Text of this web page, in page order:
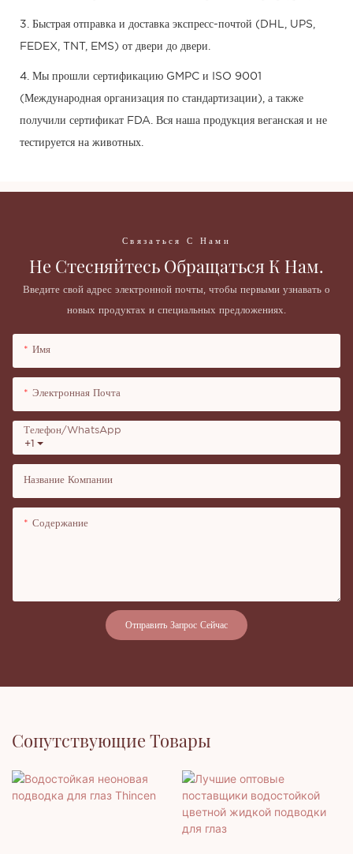
3. Быстрая отправка и доставка экспресс-почтой (DHL, UPS,
FEDEX, TNT, EMS) от двери до двери.
4. Мы прошли сертификацию GMPC и ISO 9001
(Международная организация по стандартизации), а также
получили сертификат FDA. Вся наша продукция веганская и не
тестируется на животных.
Связаться С Нами
Не Стесняйтесь Обращаться К Нам.
Введите свой адрес электронной почты, чтобы первыми узнавать о
новых продуктах и ​​специальных предложениях.
Имя
Электронная Почта
+1
Телефон/WhatsApp
Название Компании
Содержание
Отправить Запрос Сейчас
Сопутствующие Товары